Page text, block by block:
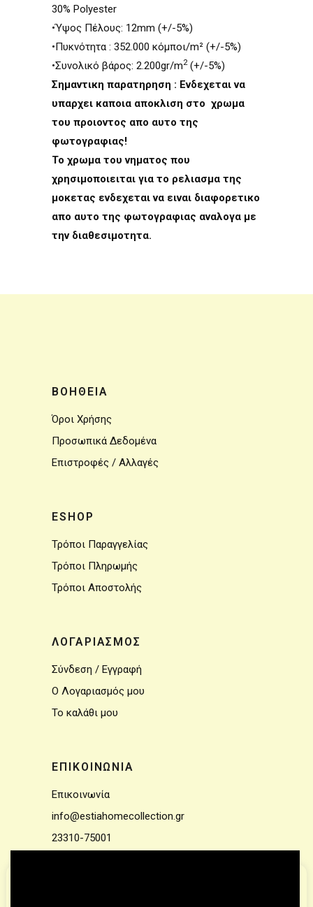
30% Polyester
•Ύψος Πέλους: 12mm (+/-5%)
•Πυκνότητα : 352.000 κόµποι/m² (+/-5%)
•Συνολικό βάρος: 2.200gr/m2(+/-5%)
Σημαντικη παρατηρηση : Ενδεχεται να
υπαρχει καποια αποκλιση στο χρωμα
του προιοντος απο αυτο της
φωτογραφιας!
Το χρωμα του νηματος που
χρησιμοποιειται για το ρελιασμα της
μοκετας ενδεχεται να ειναι διαφορετικο
απο αυτο της φωτογραφιας αναλογα με
την διαθεσιμοτητα.
ΒΟΗΘΕΙΑ
Όροι Χρήσης
Προσωπικά Δεδομένα
Επιστροφές / Αλλαγές
ESHOP
Τρόποι Παραγγελίας
Τρόποι Πληρωμής
Τρόποι Αποστολής
ΛΟΓΑΡΙΑΣΜΟΣ
Σύνδεση / Εγγραφή
Ο Λογαριασμός μου
Το καλάθι μου
ΕΠΙΚΟΙΝΩΝΙΑ
Επικοινωνία
info@estiahomecollection.gr
23310-75001